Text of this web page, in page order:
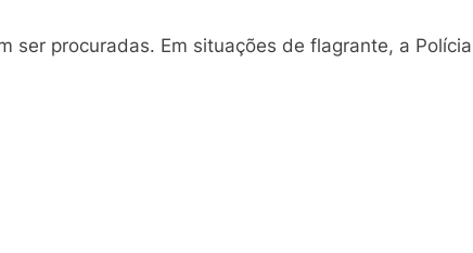
ser procuradas. Em situações de flagrante, a